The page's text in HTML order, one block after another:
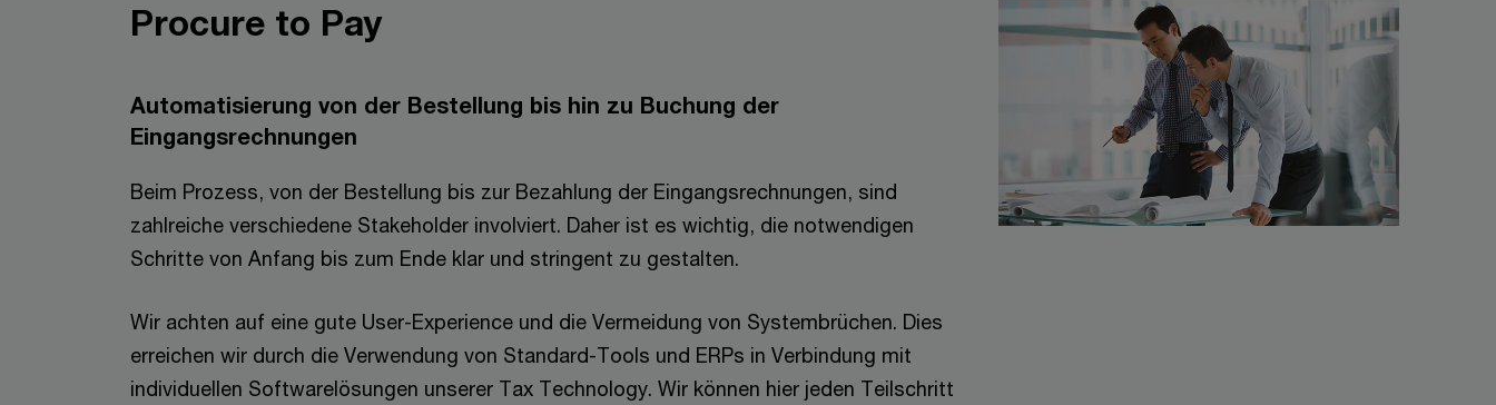
Procure to Pay
Automatisierung von der Bestellung bis hin zu Buchung der
Eingangsrechnungen
Beim Prozess, von der Bestellung bis zur Bezahlung der Eingangsrechnungen, sind
zahlreiche verschiedene Stakeholder involviert. Daher ist es wichtig, die notwendigen
Schritte von Anfang bis zum Ende klar und stringent zu gestalten.
Wir achten auf eine gute User-Experience und die Vermeidung von Systembrüchen. Dies
erreichen wir durch die Verwendung von Standard-Tools und ERPs in Verbindung mit
individuellen Softwarelösungen unserer Tax Technology. Wir können hier jeden Teilschritt